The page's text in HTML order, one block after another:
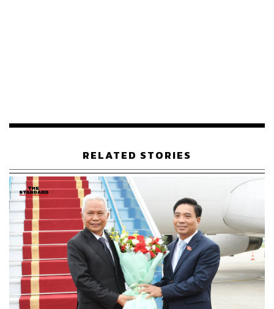
ABOUT THE AUTHOR
THE STANDARD TEAM
กองบรรณาธิการ THE STANDARD
RELATED STORIES